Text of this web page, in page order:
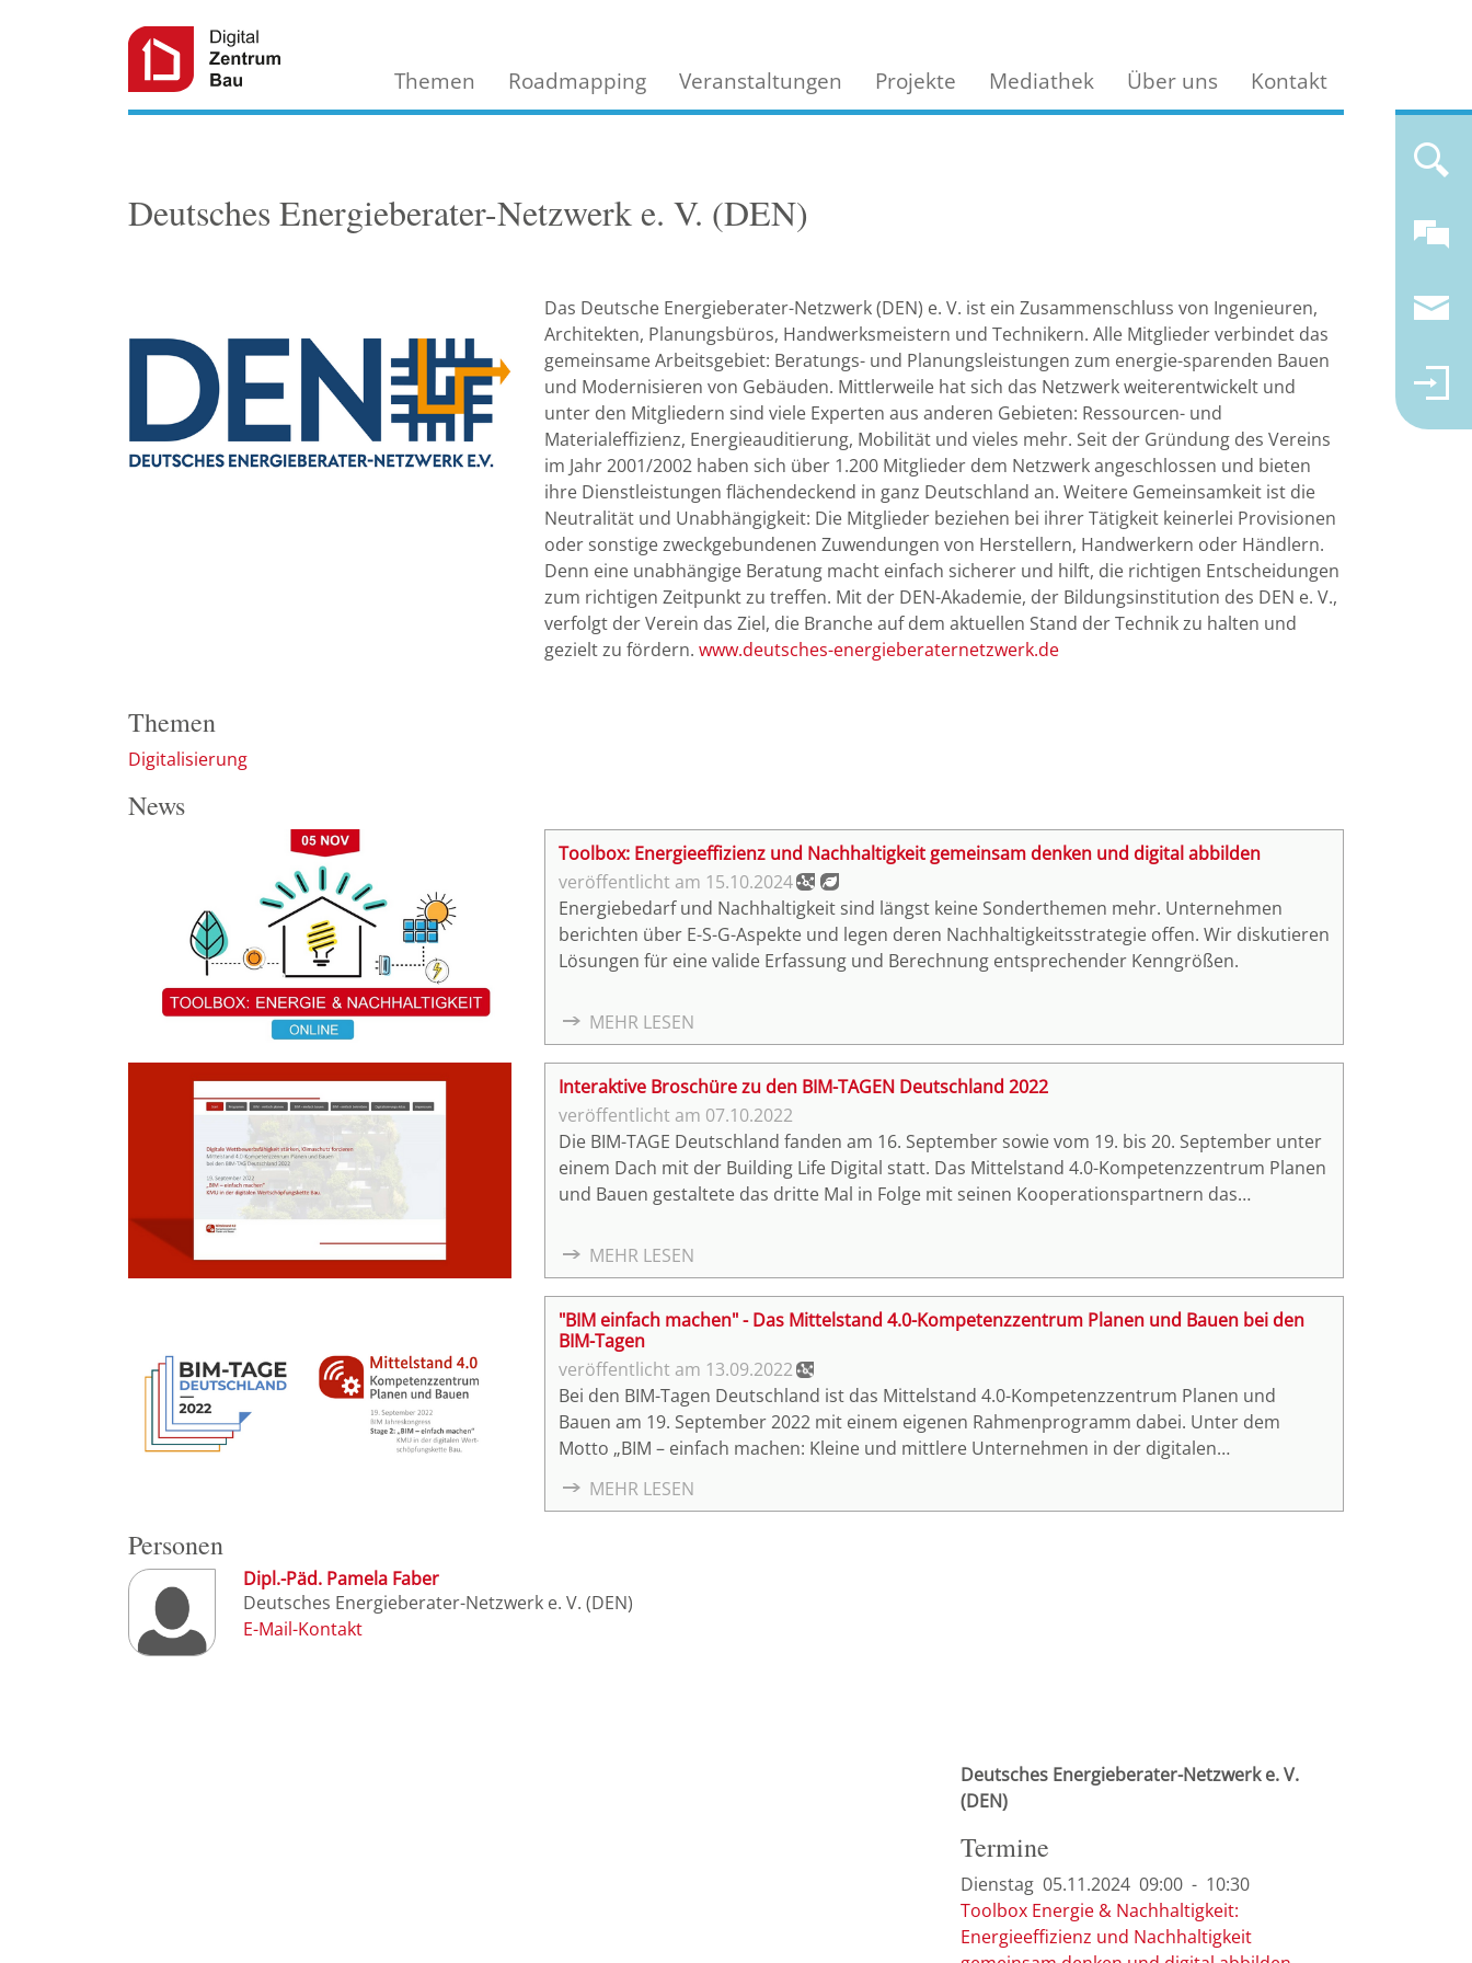
Themen Roadmapping Veranstaltungen Projekte Mediathek Über uns Kontakt
Deutsches Energieberater-Netzwerk e. V. (DEN)
Das Deutsche Energieberater-Netzwerk (DEN) e. V. ist ein Zusammenschluss von Ingenieuren,
Architekten, Planungsbüros, Handwerksmeistern und Technikern. Alle Mitglieder verbindet das
gemeinsame Arbeitsgebiet: Beratungs- und Planungsleistungen zum energie-sparenden Bauen
und Modernisieren von Gebäuden. Mittlerweile hat sich das Netzwerk weiterentwickelt und
unter den Mitgliedern sind viele Experten aus anderen Gebieten: Ressourcen- und
Materialeffizienz, Energieauditierung, Mobilität und vieles mehr. Seit der Gründung des Vereins
im Jahr 2001/2002 haben sich über 1.200 Mitglieder dem Netzwerk angeschlossen und bieten
ihre Dienstleistungen flächendeckend in ganz Deutschland an. Weitere Gemeinsamkeit ist die
Neutralität und Unabhängigkeit: Die Mitglieder beziehen bei ihrer Tätigkeit keinerlei Provisionen
oder sonstige zweckgebundenen Zuwendungen von Herstellern, Handwerkern oder Händlern.
Denn eine unabhängige Beratung macht einfach sicherer und hilft, die richtigen Entscheidungen
zum richtigen Zeitpunkt zu treffen. Mit der DEN-Akademie, der Bildungsinstitution des DEN e. V.,
verfolgt der Verein das Ziel, die Branche auf dem aktuellen Stand der Technik zu halten und
gezielt zu fördern. www.deutsches-energieberaternetzwerk.de
Themen
Digitalisierung
News
Toolbox: Energieeffizienz und Nachhaltigkeit gemeinsam denken und digital abbilden
15.10.2024
Energiebedarf und Nachhaltigkeit sind längst keine Sonderthemen mehr. Unternehmen
berichten über E-S-G-Aspekte und legen deren Nachhaltigkeitsstrategie offen. Wir diskutieren
Lösungen für eine valide Erfassung und Berechnung entsprechender Kenngrößen.
MEHR LESEN
Interaktive Broschüre zu den BIM-TAGEN Deutschland 2022
07.10.2022
Die BIM-TAGE Deutschland fanden am 16. September sowie vom 19. bis 20. September unter
einem Dach mit der Building Life Digital statt. Das Mittelstand 4.0-Kompetenzzentrum Planen
und Bauen gestaltete das dritte Mal in Folge mit seinen Kooperationspartnern das
Präsentationen und Links zu den Videoaufzeichnungen haben wir als interaktive Broschüre
aufbereitet.
MEHR LESEN
"BIM einfach machen" - Das Mittelstand 4.0-Kompetenzzentrum Planen und Bauen bei den
BIM-Tagen
13.09.2022
Bei den BIM-Tagen Deutschland ist das Mittelstand 4.0-Kompetenzzentrum Planen und
Bauen am 19. September 2022 mit einem eigenen Rahmenprogramm dabei. Unter dem
Motto „BIM – einfach machen: Kleine und mittlere Unternehmen in der digitalen
über aktuelle Lösungen, Herausforderungen und Perspektiven mit der digitalen
MEHR LESEN
Personen
Dipl.-Päd. Pamela Faber
Deutsches Energieberater-Netzwerk e. V. (DEN)
Deutsches Energieberater-Netzwerk e. V.
(DEN)
Termine
Dienstag 05.11.2024 09:00 - 10:30
Toolbox Energie & Nachhaltigkeit:
Energieeffizienz und Nachhaltigkeit